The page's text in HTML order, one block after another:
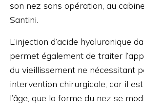
son nez sans opération, au
Santini.
L’injection d’acide hyaluronique
permet également de traiter
du vieillissement ne nécessitant
intervention chirurgicale, car il
l’âge, que la forme du nez se